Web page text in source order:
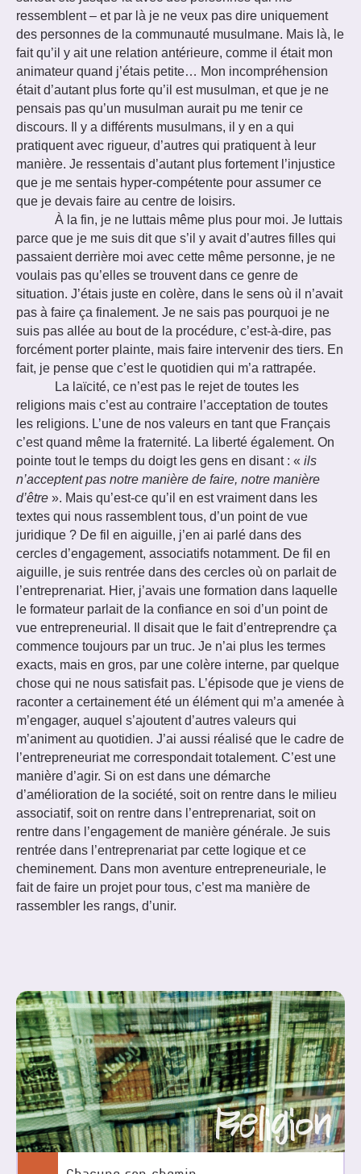
Religion
ressemblent – et par là je ne veux pas dire uniquement
des personnes de la communauté musulmane. Mais là, le
fait qu’il y ait une relation antérieure, comme il était mon
animateur quand j’étais petite… Mon incompréhension
était d’autant plus forte qu’il est musulman, et que je ne
pensais pas qu’un musulman aurait pu me tenir ce
discours. Il y a différents musulmans, il y en a qui
pratiquent avec rigueur, d’autres qui pratiquent à leur
manière. Je ressentais d’autant plus fortement l’injustice
que je me sentais hyper-compétente pour assumer ce
que je devais faire au centre de loisirs.
À la fin, je ne luttais même plus pour moi. Je luttais
parce que je me suis dit que s’il y avait d’autres filles qui
passaient derrière moi avec cette même personne, je ne
voulais pas qu’elles se trouvent dans ce genre de
situation. J’étais juste en colère, dans le sens où il n’avait
pas à faire ça finalement. Je ne sais pas pourquoi je ne
suis pas allée au bout de la procédure, c’est-à-dire, pas
forcément porter plainte, mais faire intervenir des tiers. En
fait, je pense que c’est le quotidien qui m’a rattrapée.
La laïcité, ce n’est pas le rejet de toutes les
religions mais c’est au contraire l’acceptation de toutes
les religions. L’une de nos valeurs en tant que Français
c’est quand même la fraternité. La liberté également. On
pointe tout le temps du doigt les gens en disant : « ils
n’acceptent pas notre manière de faire, notre manière
d’être ». Mais qu’est-ce qu’il en est vraiment dans les
textes qui nous rassemblent tous, d’un point de vue
juridique ? De fil en aiguille, j’en ai parlé dans des
cercles d’engagement, associatifs notamment. De fil en
aiguille, je suis rentrée dans des cercles où on parlait de
l’entreprenariat. Hier, j’avais une formation dans laquelle
le formateur parlait de la confiance en soi d’un point de
vue entrepreneurial. Il disait que le fait d’entreprendre ça
commence toujours par un truc. Je n’ai plus les termes
exacts, mais en gros, par une colère interne, par quelque
chose qui ne nous satisfait pas. L’épisode que je viens de
raconter a certainement été un élément qui m’a amenée à
m’engager, auquel s’ajoutent d’autres valeurs qui
m’animent au quotidien. J’ai aussi réalisé que le cadre de
l’entrepreneuriat me correspondait totalement. C’est une
manière d’agir. Si on est dans une démarche
d’amélioration de la société, soit on rentre dans le milieu
associatif, soit on rentre dans l’entreprenariat, soit on
rentre dans l’engagement de manière générale. Je suis
rentrée dans l’entreprenariat par cette logique et ce
cheminement. Dans mon aventure entrepreneuriale, le
fait de faire un projet pour tous, c’est ma manière de
rassembler les rangs, d’unir.